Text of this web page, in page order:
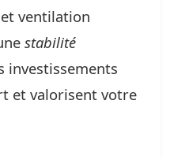
ventilation
stabilité
investissements
et valorisent votre